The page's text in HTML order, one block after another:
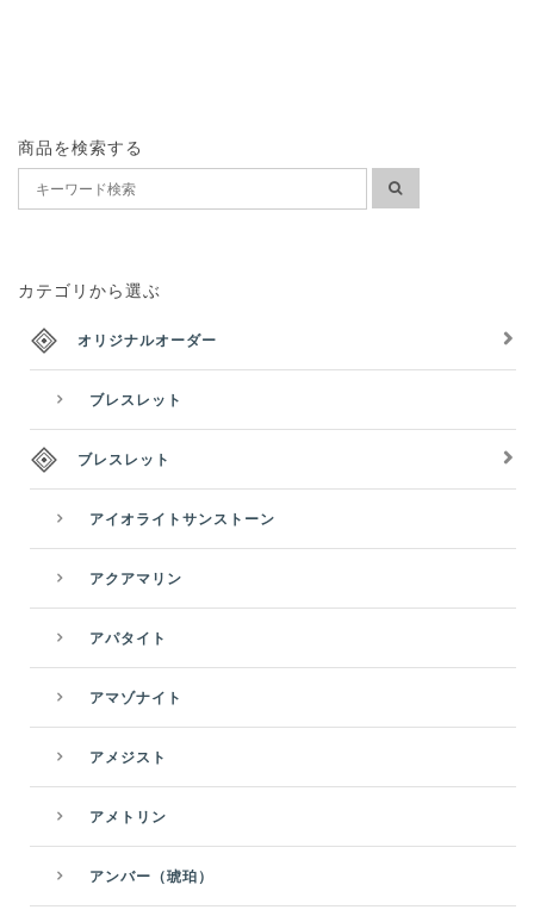
商品を検索する
カテゴリから選ぶ
オリジナルオーダー
ブレスレット
ブレスレット
アイオライトサンストーン
アクアマリン
アパタイト
アマゾナイト
アメジスト
アメトリン
アンバー（琥珀）